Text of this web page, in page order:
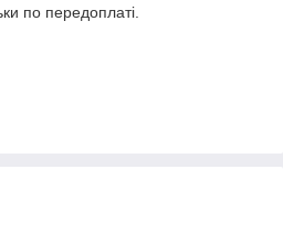
по передоплаті.